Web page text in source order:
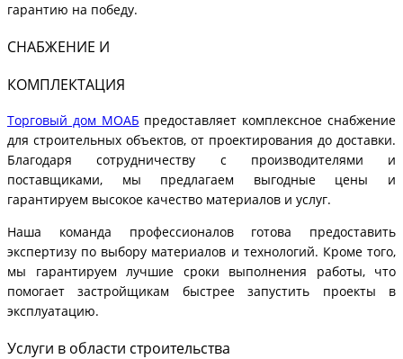
гарантию на победу.
СНАБЖЕНИЕ И
КОМПЛЕКТАЦИЯ
Торговый дом МОАБ предоставляет комплексное снабжение
для строительных объектов, от проектирования до доставки.
Благодаря сотрудничеству с производителями и
поставщиками, мы предлагаем выгодные цены и
гарантируем высокое качество материалов и услуг.
Наша команда профессионалов готова предоставить
экспертизу по выбору материалов и технологий. Кроме того,
мы гарантируем лучшие сроки выполнения работы, что
помогает застройщикам быстрее запустить проекты в
эксплуатацию.
Услуги в области строительства